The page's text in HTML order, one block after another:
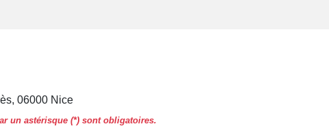
06000 Nice
un astérisque (*) sont obligatoires.